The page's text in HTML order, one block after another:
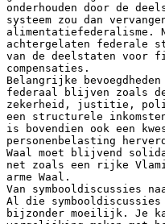
onderhouden door de
systeem zou dan
alimentatiefederalisme.
achtergelaten federale
van de deelstaten voor
compensaties.
Belangrijke
federaal blijven zoals
zekerheid, justitie,
een structurele
is bovendien ook een
personenbelasting
Waal moet blijvend
net zoals een rijke
arme Waal.
Van symbooldiscussies
Al die symbooldiscussies
bijzonder moeilijk. Je